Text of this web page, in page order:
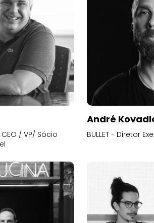
/ VP/ Sócio
André
BULLET - Diretor